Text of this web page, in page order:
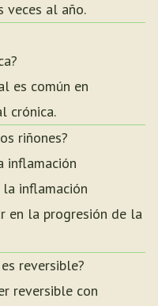
veces al año.
es común en
crónica.
riñones?
inflamación
inflamación
en la progresión de la
reversible?
reversible con